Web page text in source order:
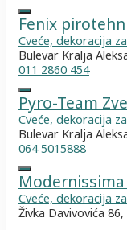
Fenix
Cveće, dekoracija
Bulevar Kralja
011 2860 454
Pyro-Team
Cveće, dekoracija
Bulevar Kralja
064 5015888
Cveće, dekoracija
Živka Davivovića